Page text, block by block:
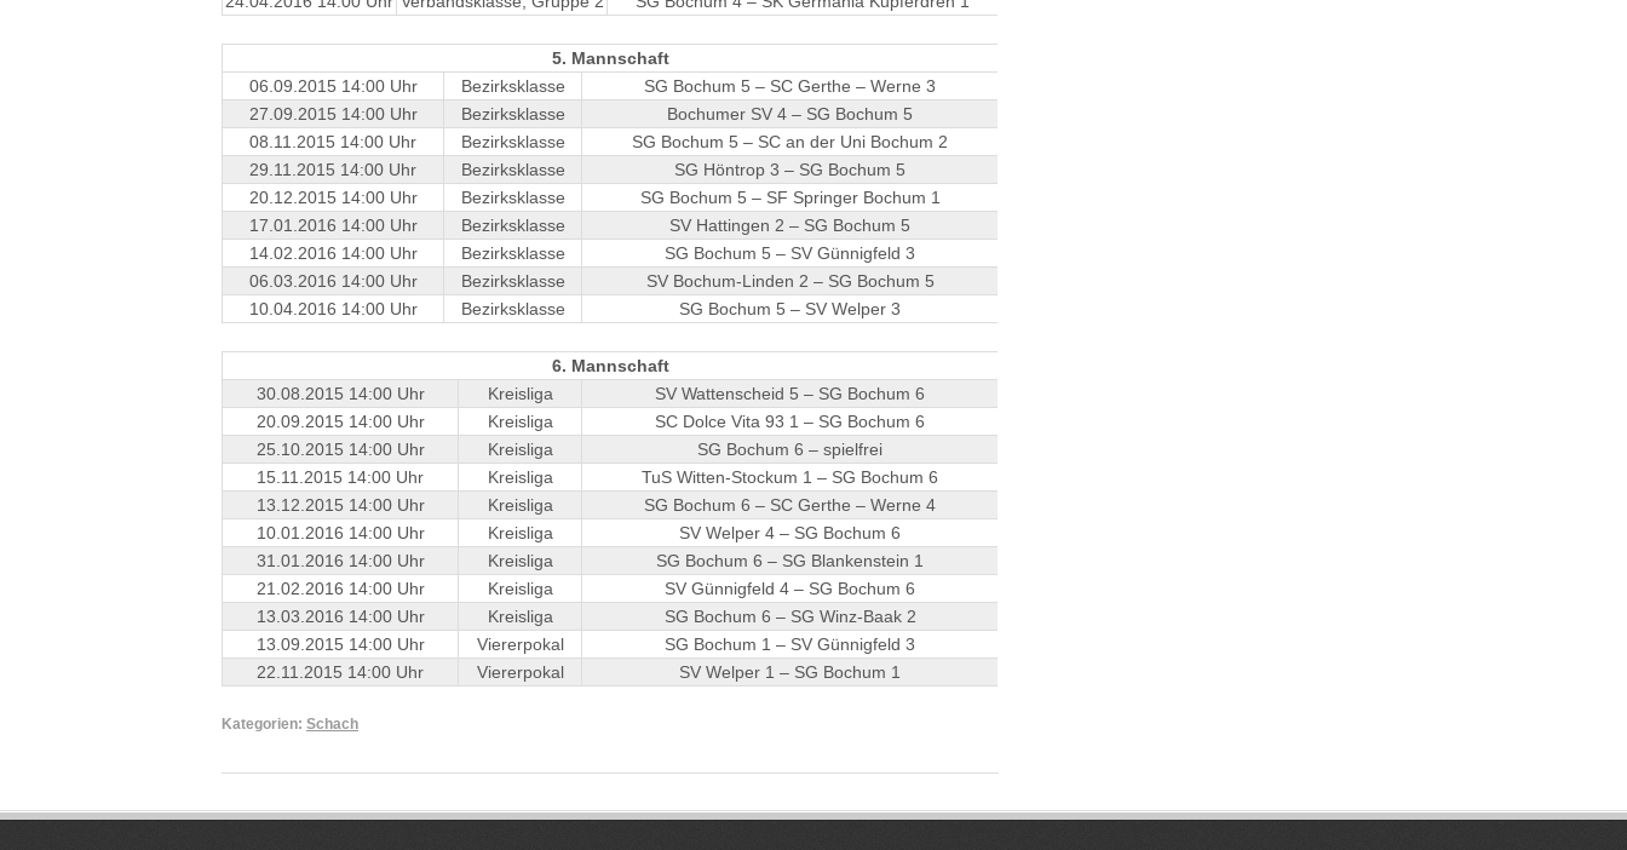
5. Mannschaft
06.09.2015 14:00 Uhr
Bezirksklasse
SG Bochum 5 – SC Gerthe – Werne 3
27.09.2015 14:00 Uhr
Bezirksklasse
Bochumer SV 4 – SG Bochum 5
08.11.2015 14:00 Uhr
Bezirksklasse
SG Bochum 5 – SC an der Uni Bochum 2
29.11.2015 14:00 Uhr
Bezirksklasse
SG Höntrop 3 – SG Bochum 5
20.12.2015 14:00 Uhr
Bezirksklasse
SG Bochum 5 – SF Springer Bochum 1
17.01.2016 14:00 Uhr
Bezirksklasse
SV Hattingen 2 – SG Bochum 5
14.02.2016 14:00 Uhr
Bezirksklasse
SG Bochum 5 – SV Günnigfeld 3
06.03.2016 14:00 Uhr
Bezirksklasse
SV Bochum-Linden 2 – SG Bochum 5
10.04.2016 14:00 Uhr
Bezirksklasse SG Bochum 5 – SV Welper 3
6. Mannschaft
30.08.2015 14:00 Uhr
Kreisliga
SV Wattenscheid 5 – SG Bochum 6
20.09.2015 14:00 Uhr
Kreisliga
SC Dolce Vita 93 1 – SG Bochum 6
25.10.2015 14:00 Uhr
Kreisliga
SG Bochum 6 – spielfrei
15.11.2015 14:00 Uhr
Kreisliga
TuS Witten-Stockum 1 – SG Bochum 6
13.12.2015 14:00 Uhr
Kreisliga
SG Bochum 6 – SC Gerthe – Werne 4
10.01.2016 14:00 Uhr
Kreisliga
SV Welper 4 – SG Bochum 6
31.01.2016 14:00 Uhr
Kreisliga
SG Bochum 6 – SG Blankenstein 1
21.02.2016 14:00 Uhr
Kreisliga
SV Günnigfeld 4 – SG Bochum 6
13.03.2016 14:00 Uhr
Kreisliga
SG Bochum 6 – SG Winz-Baak 2
13.09.2015 14:00 Uhr
Viererpokal
SG Bochum 1 – SV Günnigfeld 3
22.11.2015 14:00 Uhr
Viererpokal SV Welper 1 – SG Bochum 1
Kategorien: Schach